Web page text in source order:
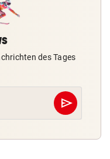
des Tages
send
Abschicken